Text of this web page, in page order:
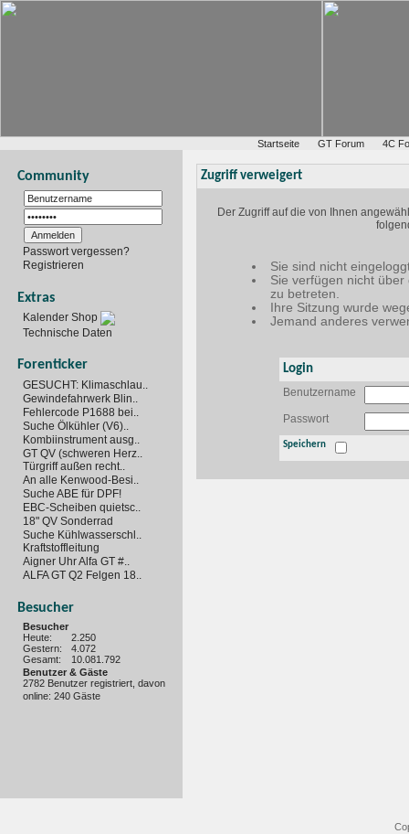
Startseite GT Forum 4C
Community
Passwort vergessen?
Registrieren
Extras
Kalender Shop
Technische Daten
Forenticker
GESUCHT: Klimaschlau..
Gewindefahrwerk Blin..
Fehlercode P1688 bei..
Suche Ölkühler (V6)..
Kombiinstrument ausg..
GT QV (schweren Herz..
Türgriff außen recht..
An alle Kenwood-Besi..
Suche ABE für DPF!
EBC-Scheiben quietsc..
18" QV Sonderrad
Suche Kühlwasserschl..
Kraftstoffleitung
Aigner Uhr Alfa GT #..
ALFA GT Q2 Felgen 18..
Besucher
Besucher
Heute:
2.250
Gestern:
4.072
Gesamt:
10.081.792
Benutzer & Gäste
2782 Benutzer registriert, davon
online: 240 Gäste
Zugriff verweigert
Der Zugriff auf die von Ihnen
Sie sind nicht
Sie verfügen nicht
zu betreten.
Ihre Sitzung wurde
Jemand anderes
Login
Benutzername
Passwort
Speichern